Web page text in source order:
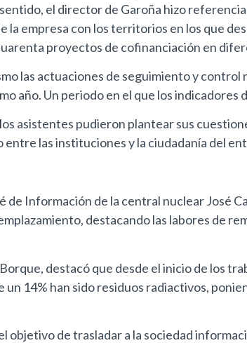
el director de Garoña hizo
la empresa con los territorios en los que
proyectos de cofinanciación en
las actuaciones de seguimiento y
año. Un periodo en el que los
asistentes pudieron plantear sus
las instituciones y la ciudadanía del
de Información de la central nuclear José
destacando las labores de
destacó que desde el inicio de los
14% han sido residuos radiactivos,
de trasladar a la sociedad